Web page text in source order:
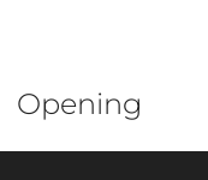
Opening